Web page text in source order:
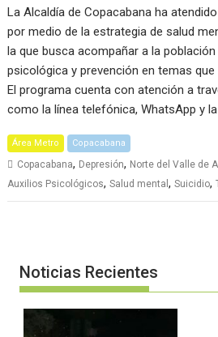
La Alcaldía de Copacabana ha
por medio de la estrategia de salud
la que busca acompañar a la
psicológica y prevención en temas
El programa cuenta con atención a
como la línea telefónica, WhatsApp y
Área Metro Copacabana
Copacabana, Depresión, Norte del Valle de
Auxilios Psicológicos,Salud mental,Suicidio,
Noticias Recientes